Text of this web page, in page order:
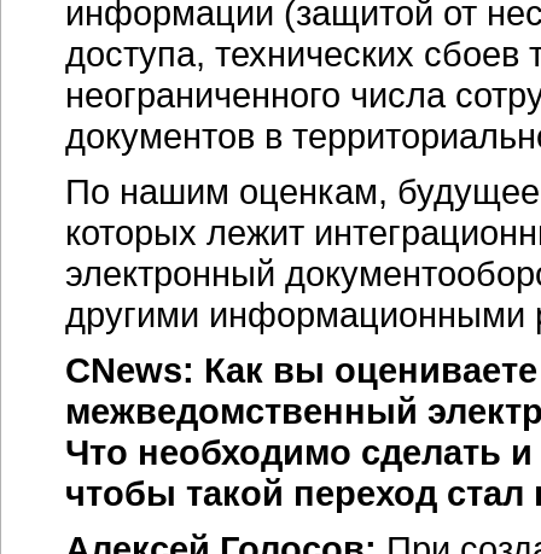
информации (защитой от
доступа, технических сбоев
неограниченного числа
документов в
По нашим оценкам, будущее
которых лежит
электронный
другими информационными
CNews: Как вы
межведомственный
Что необходимо сделать
чтобы такой переход